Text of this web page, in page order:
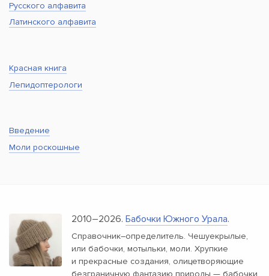
Русского алфавита
Латинского алфавита
Красная книга
Лепидоптерологи
Введение
Моли роскошные
2010–2026. Бабочки Южного Урала.
Справочник–определитель. Чешуекрылые,
или бабочки, мотыльки, моли. Хрупкие
и прекрасные создания, олицетворяющие
безграничную фантазию природы — бабочки.